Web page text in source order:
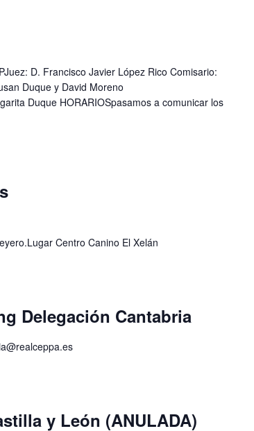
D. Francisco Javier López Rico Comisario:
Duque y David Moreno
Duque HORARIOSpasamos a comunicar los
Centro Canino El Xelán
Delegación Cantabria
y León (ANULADA)